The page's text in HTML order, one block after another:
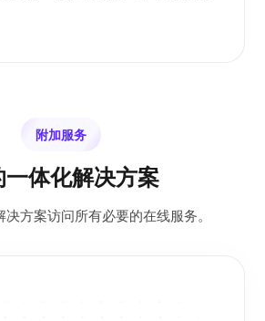
附加服务
一体化解决方案
方案访问所有必要的在线服务。